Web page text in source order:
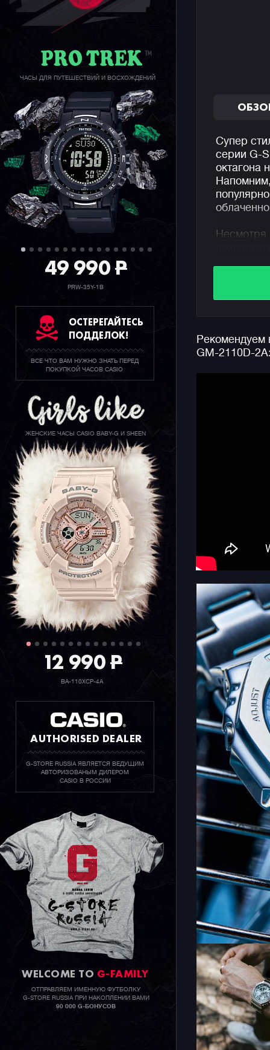
ЧАСЫ ДЛЯ ПУТЕШЕСТВИЙ И ВОСХОЖДЕНИЙ
49 990P
PRW-35Y-1B
ОСТЕРЕГАЙТЕСЬ
ПОДДЕЛОК!
ВСЕ ЧТО ВАМ НУЖНО ЗНАТЬ ПЕРЕД
ПОКУПКОЙ ЧАСОВ CASIO
ЖЕНСКИЕ ЧАСЫ CASIO BABY-G И SHEEN
12 990P
BA-110XCP-4A
AUTHORISED DEALER
G-STORE RUSSIA ЯВЛЯЕТСЯ ВЕДУЩИМ
АВТОРИЗОВАНЫМ ДИЛЕРОМ
CASIO В РОССИИ
WELCOME TO G-FAMILY
ОТПРАВЛЯЕМ ИМЕННУЮ ФУТБОЛКУ
G-STORE RUSSIA ПРИ НАКОПЛЕНИИ ВАМИ
90 000 G-БОНУСОВ
Супер
серии G-
октагона
Несмотря
Часы
браслета,
Рекомендуем
GM-2110D-